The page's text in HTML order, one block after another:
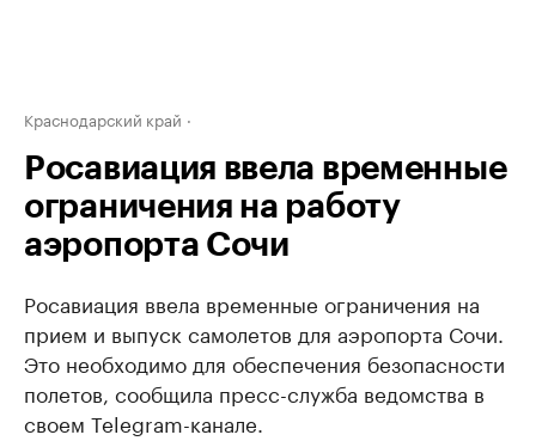
Краснодарский край
Росавиация ввела временные
ограничения на работу
аэропорта Сочи
Росавиация ввела временные ограничения на
прием и выпуск самолетов для аэропорта Сочи.
Это необходимо для обеспечения безопасности
полетов, сообщила пресс-служба ведомства в
своем Telegram-канале.